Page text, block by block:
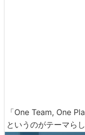
「One Team, One
というのがテーマらし